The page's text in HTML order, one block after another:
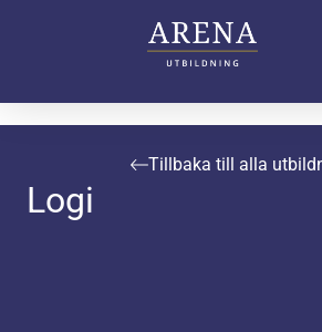
Tillbaka till alla
Logi